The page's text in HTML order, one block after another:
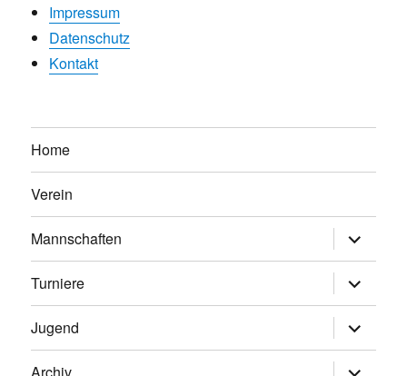
Impressum
Datenschutz
Kontakt
Home
Verein
Mannschaften
anzeigen
Turniere
anzeigen
Jugend
anzeigen